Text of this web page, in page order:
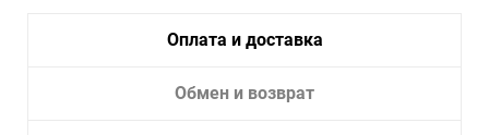
Оплата и доставка
Обмен и возврат